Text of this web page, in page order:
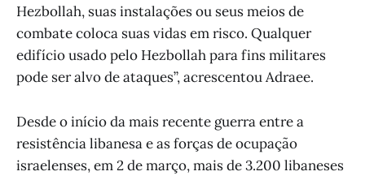
Hezbollah, suas instalações ou seus meios de
combate coloca suas vidas em risco. Qualquer
edifício usado pelo Hezbollah para fins militares
pode ser alvo de ataques”, acrescentou Adraee.
Desde o início da mais recente guerra entre a
resistência libanesa e as forças de ocupação
israelenses, em 2 de março, mais de 3.200 libaneses